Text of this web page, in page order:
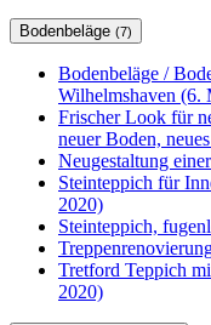
Bodenbeläge (7)
Bodenbeläge /
Wilhelmshaven (6.
Frischer Look für
neuer Boden,
Neugestaltung
Steinteppich für
2020)
Steinteppich,
Tretford Teppich
2020)